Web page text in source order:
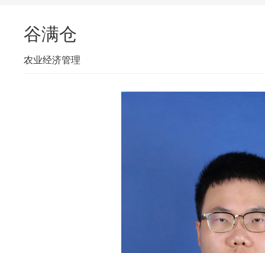
谷满仓
农业经济管理